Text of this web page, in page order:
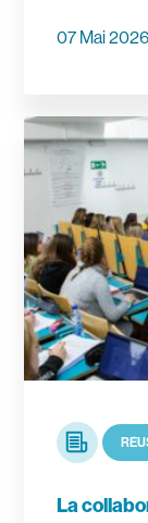
07 Mai 2026
La
Article
En savoir plus